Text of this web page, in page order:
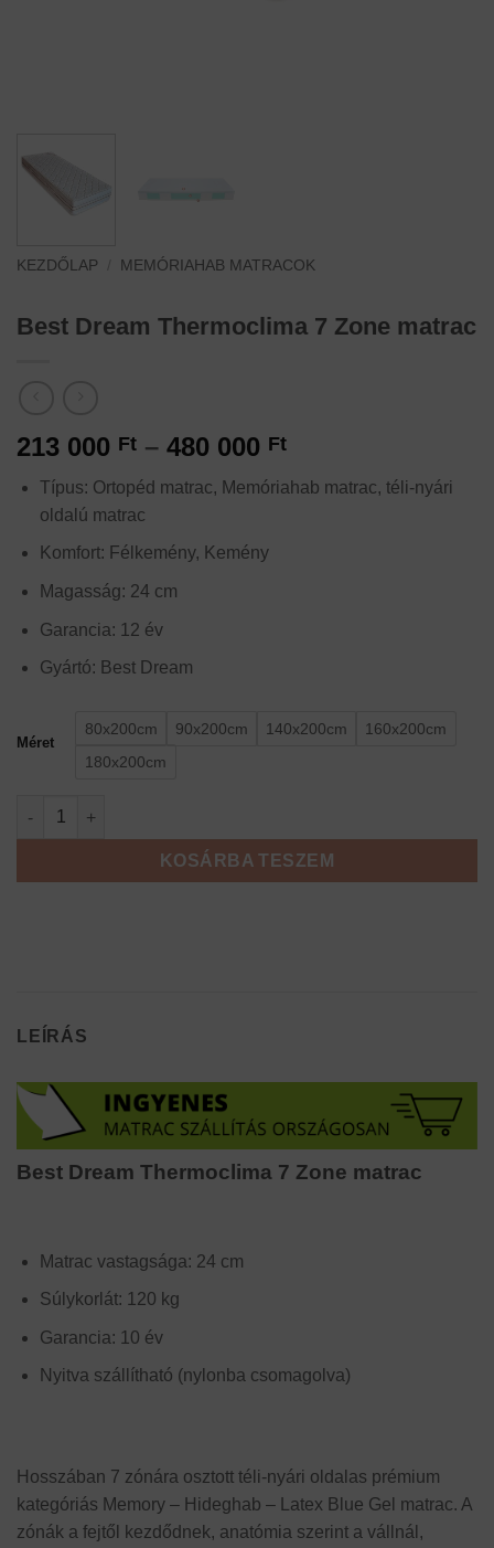
KEZDŐLAP MEMÓRIAHAB MATRACOK
Best Dream Thermoclima 7 Zone matrac
213 000 Ft – 480 000 FtÁrtartomány:
000 Ft
Típus: Ortopéd matrac, Memóriahab matrac, téli-nyári
oldalú matrac
Komfort: Félkemény, Kemény
Magasság: 24 cm
Garancia: 12 év
Gyártó: Best Dream
Méret
80x200cm 90x200cm 140x200cm
160x200cm
180x200cm
Best Dream Thermoclima 7 Zone matrac mennyiség
KOSÁRBA TESZEM
LEÍRÁS
Best Dream Thermoclima 7 Zone matrac
Matrac vastagsága: 24 cm
Súlykorlát: 120 kg
Garancia: 10 év
Nyitva szállítható (nylonba csomagolva)
Hosszában 7 zónára osztott téli-nyári oldalas prémium
kategóriás Memory – Hideghab – Latex Blue Gel matrac. A
zónák a fejtől kezdődnek, anatómia szerint a vállnál,